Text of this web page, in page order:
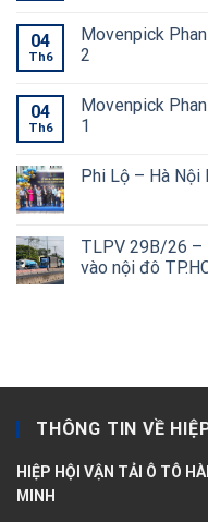
04
Th6
Movenpick
2
04
Th6
Movenpick
1
Phi Lộ – Hà Nội
TLPV 29B/26 –
vào nội đô
THÔNG TIN VỀ
HIỆP HỘI VẬN TẢI Ô TÔ
MINH